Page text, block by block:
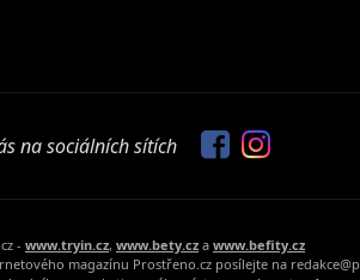
na sociálních sítích
- www.tryin.cz, www.bety.cz a www.befity.cz
magazínu Prostřeno.cz posílejte na